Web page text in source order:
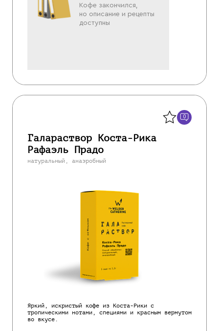
Кофе закончился,
но описание и рецепты
доступны
0
Галараствор Коста-Рика
Рафаэль Прадо
натуральный, анаэробный
Яркий, искристый кофе из Коста-Рики с
тропическими нотами, специями и красным вермутом
во вкусе.